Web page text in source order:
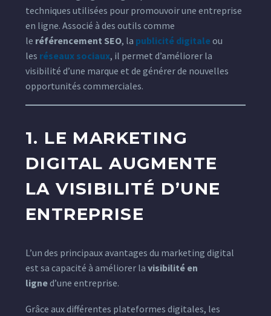
techniques utilisées pour promouvoir une entreprise
en ligne. Associé à des outils comme
le référencement SEO, la publicité digitaleou
les réseaux sociaux, il permet d’améliorer la
visibilité d’une marque et de générer de nouvelles
opportunités commerciales.
1. LE MARKETING
DIGITAL AUGMENTE
LA VISIBILITÉ D’UNE
ENTREPRISE
L’un des principaux avantages du marketing digital
est sa capacité à améliorer la visibilité en
ligned’une entreprise.
Grâce aux différentes plateformes digitales, les